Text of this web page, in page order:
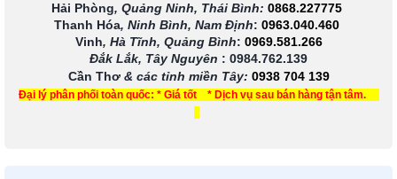
Hải Phòng, Quảng Ninh, Thái Bình: 0868.227775
Thanh Hóa, Ninh Bình, Nam Định: 0963.040.460
Vinh, Hà Tĩnh, Quảng Bình: 0969.581.266
Đắk Lắk, Tây Nguyên : 0984.762.139
Cần Thơ & các tỉnh miền Tây: 0938 704 139
Đại lý phân phối toàn quốc: * Giá tốt * Dịch vụ sau bán hàng tận tâm.